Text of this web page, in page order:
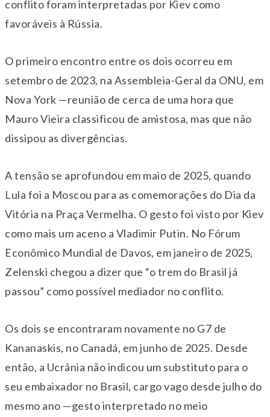
conflito foram interpretadas por Kiev como
favoráveis à Rússia.
O primeiro encontro entre os dois ocorreu em
setembro de 2023, na Assembleia-Geral da ONU, em
Nova York —reunião de cerca de uma hora que
Mauro Vieira classificou de amistosa, mas que não
dissipou as divergências.
A tensão se aprofundou em maio de 2025, quando
Lula foi a Moscou para as comemorações do Dia da
Vitória na Praça Vermelha. O gesto foi visto por Kiev
como mais um aceno a Vladimir Putin. No Fórum
Econômico Mundial de Davos, em janeiro de 2025,
Zelenski chegou a dizer que “o trem do Brasil já
passou” como possível mediador no conflito.
Os dois se encontraram novamente no G7 de
Kananaskis, no Canadá, em junho de 2025. Desde
então, a Ucrânia não indicou um substituto para o
seu embaixador no Brasil, cargo vago desde julho do
mesmo ano —gesto interpretado no meio